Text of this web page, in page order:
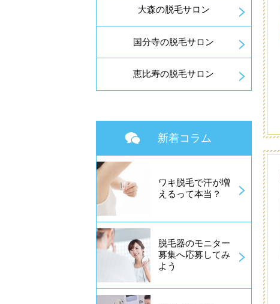
大森の脱毛サロン
国分寺の脱毛サロン
恵比寿の脱毛サロン
新着コラム
ワキ脱毛で汗が増
えるって本当？
脱毛器のモニター
募集へ応募してみ
よう